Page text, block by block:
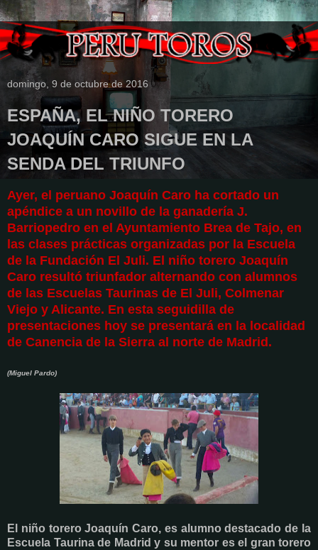
domingo, 9 de octubre de 2016
ESPAÑA, EL NIÑO TORERO
JOAQUÍN CARO SIGUE EN LA
SENDA DEL TRIUNFO
Ayer, el peruano Joaquín Caro ha cortado un
apéndice a un novillo de la ganadería J.
Barriopedro en el Ayuntamiento Brea de Tajo, en
las clases prácticas organizadas por la Escuela
de la Fundación El Juli. E l niño torero Joaquín
Caro resultó triunfador a lternando con alumnos
de las Escuelas Taurinas de El Juli, Colmenar
Viejo y Alicante. En esta seguidilla de
presentaciones hoy se presentará en la localidad
de Canencia de la Sierra al norte de Madrid.
(Miguel Pardo)
El niño torero Joaquín Caro, es alumno destacado de la
Escuela Taurina de Madrid y su mentor es e l gran torero